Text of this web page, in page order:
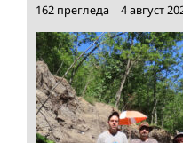
162 прегледа | 4 август